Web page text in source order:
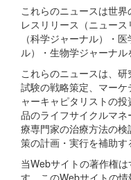
これらのニュースは世
レスリリース（ニュー
（科学ジャーナル）・
ル）・生物学ジャーナル
これらのニュースは、
試験の戦略策定、マー
ャーキャピタリストの
品のライフサイクルマ
療専門家の治療方法の
策の計画・実行を補助す
当Webサイトの著作権